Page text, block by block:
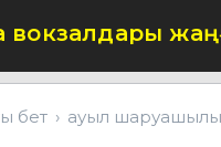
бет ауыл